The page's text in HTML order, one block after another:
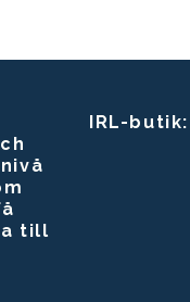
till
IRL-